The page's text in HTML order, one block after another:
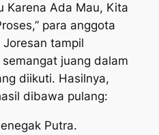
Karena Ada Mau, Kita
para anggota
Joresan tampil
juang dalam
diikuti. Hasilnya,
dibawa pulang:
Putra.